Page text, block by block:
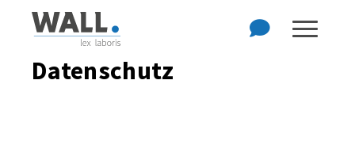
Zum Hauptinhalt der Seite springen
Zur Startseite navigieren
Datenschutz